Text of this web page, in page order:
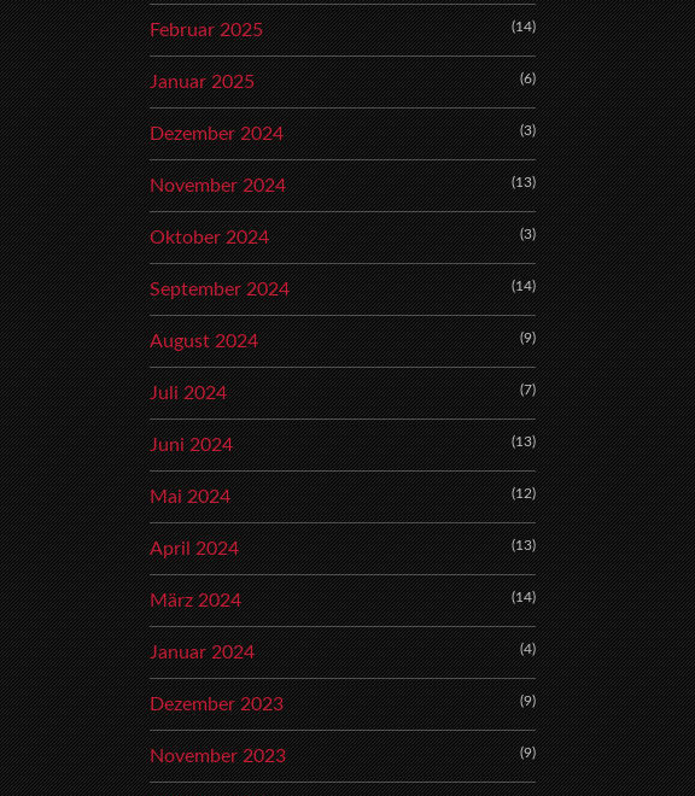
Februar 2025 (14)
Januar 2025 (6)
Dezember 2024 (3)
November 2024 (13)
Oktober 2024 (3)
September 2024 (14)
August 2024 (9)
Juli 2024 (7)
Juni 2024 (13)
Mai 2024 (12)
April 2024 (13)
März 2024 (14)
Januar 2024 (4)
Dezember 2023 (9)
November 2023 (9)